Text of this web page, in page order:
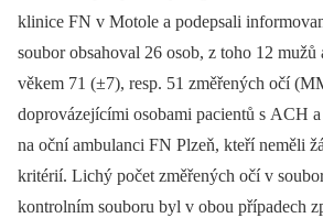
klinice FN v Motole a podepsali
soubor obsahoval 26 osob, z toho 12 mužů
věkem 71 (±7), resp. 51 změřených očí
doprovázejícími osobami pacientů s ACH
na oční ambulanci FN Plzeň, kteří neměli
kritérií. Lichý počet změřených očí v
kontrolním souboru byl v obou případech